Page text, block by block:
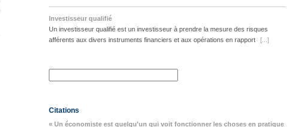
Investisseur qualifié
Un investisseur qualifié est un investisseur à prendre la mesure des risques
afférents aux divers instruments financiers et aux opérations en rapport
[...]
Citations
« Un économiste est quelqu'un qui voit fonctionner les choses en pratique